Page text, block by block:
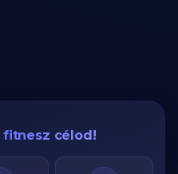
fitnesz célod!